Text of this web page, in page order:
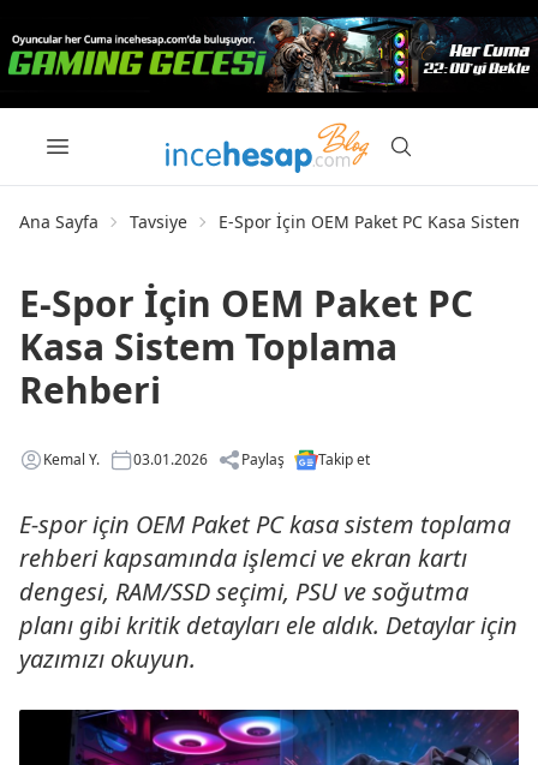
Ana Sayfa Tavsiye E-Spor İçin OEM Paket PC Kasa Sistem
E-Spor İçin OEM Paket PC
Kasa Sistem Toplama
Rehberi
Kemal Y. 03.01.2026 Paylaş Takip et
E-spor için OEM Paket PC kasa sistem toplama
rehberi kapsamında işlemci ve ekran kartı
dengesi, RAM/SSD seçimi, PSU ve soğutma
planı gibi kritik detayları ele aldık. Detaylar için
yazımızı okuyun.